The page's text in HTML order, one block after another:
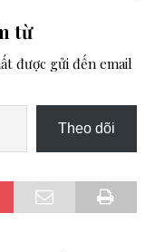
từ
được gửi đến email
Theo dõi